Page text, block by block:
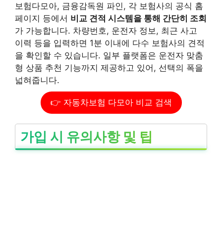
보험다모아, 금융감독원 파인, 각 보험사의 공식 홈
페이지 등에서 비교 견적 시스템을 통해 간단히 조회
가 가능합니다. 차량번호, 운전자 정보, 최근 사고
이력 등을 입력하면 1분 이내에 다수 보험사의 견적
을 확인할 수 있습니다. 일부 플랫폼은 운전자 맞춤
형 상품 추천 기능까지 제공하고 있어, 선택의 폭을
넓혀줍니다.
👉 자동차보험 다모아 비교 검색
가입 시 유의사항 및 팁